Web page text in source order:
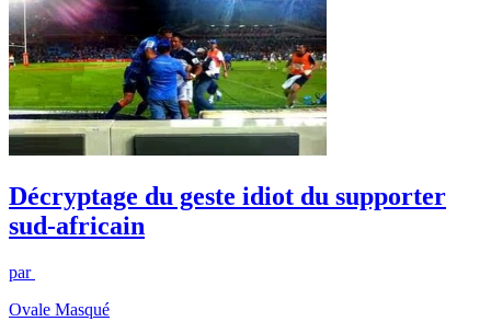
Décryptage du geste idiot du supporter
sud-africain
par
Ovale Masqué